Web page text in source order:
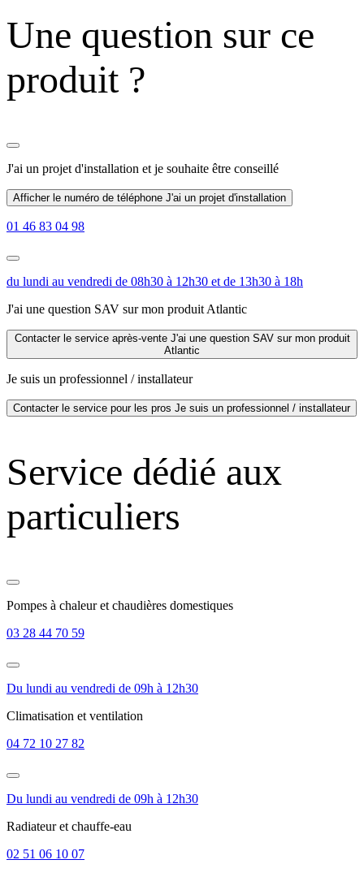
Une question sur ce
produit ?
J'ai un projet d'installation et je souhaite être conseillé
Afficher le numéro de téléphone J'ai un projet d'installation
01 46 83 04 98
du lundi au vendredi de 08h30 à 12h30 et de 13h30 à 18h
J'ai une question SAV sur mon produit Atlantic
Contacter le service après-vente J'ai une question SAV sur mon produit
Atlantic
Je suis un professionnel / installateur
Contacter le service pour les pros Je suis un professionnel / installateur
Service dédié aux
particuliers
Pompes à chaleur et chaudières domestiques
03 28 44 70 59
Du lundi au vendredi de 09h à 12h30
Climatisation et ventilation
04 72 10 27 82
Du lundi au vendredi de 09h à 12h30
Radiateur et chauffe-eau
02 51 06 10 07